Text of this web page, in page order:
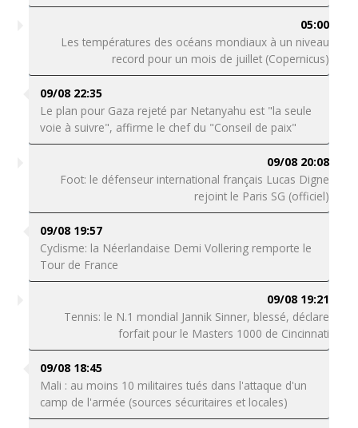
05:00
Les températures des océans mondiaux à un niveau
record pour un mois de juillet (Copernicus)
09/08 22:35
Le plan pour Gaza rejeté par Netanyahu est "la seule
voie à suivre", affirme le chef du "Conseil de paix"
09/08 20:08
Foot: le défenseur international français Lucas Digne
rejoint le Paris SG (officiel)
09/08 19:57
Cyclisme: la Néerlandaise Demi Vollering remporte le
Tour de France
09/08 19:21
Tennis: le N.1 mondial Jannik Sinner, blessé, déclare
forfait pour le Masters 1000 de Cincinnati
09/08 18:45
Mali : au moins 10 militaires tués dans l'attaque d'un
camp de l'armée (sources sécuritaires et locales)